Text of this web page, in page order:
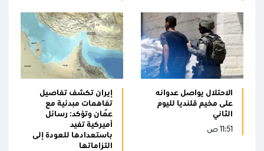
الاحتلال يواصل عدوانه
على مخيم قلنديا لليوم
الثاني
11:51 ص
إيران تكشف تفاصيل
تفاهمات مبدئية مع
عُمان وتؤكد: رسائل
أميركية تفيد
باستعدادها للعودة إلى
التزاماتها